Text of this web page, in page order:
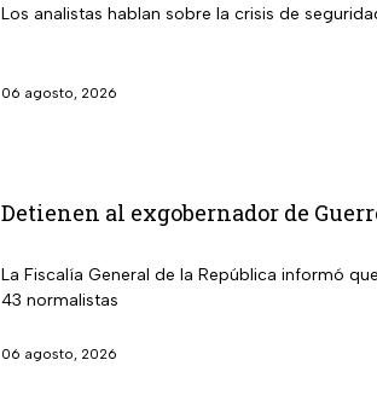
Los analistas hablan sobre la crisis de
06 agosto, 2026
Detienen al exgobernador de
La Fiscalía General de la República informó
43 normalistas
06 agosto, 2026